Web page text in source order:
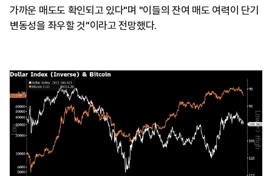
가까운 매도도 확인되고 있다"며 "이들의 잔여 매도 여력이 단기
변동성을 좌우할 것"이라고 전망했다.